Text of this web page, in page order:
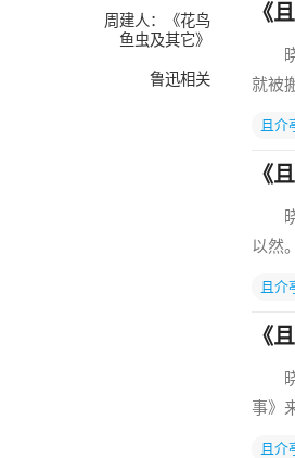
周建人：《花鸟
鱼虫及其它》
鲁迅相关
《
晓
就被
且介
《
晓
以然
且介
《
晓
事》
且介